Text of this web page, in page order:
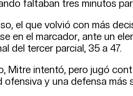
faltaban tres minutos
el que volvió con más
en el marcador, ante un
del tercer parcial, 35 a 47.
Mitre intentó, pero jugó
y una defensa más